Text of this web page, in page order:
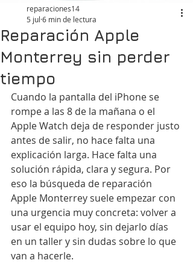
Reparación Apple
Monterrey sin perder
tiempo
reparaciones14
5 jul 6 min de lectura
Cuando la pantalla del iPhone se
rompe a las 8 de la mañana o el
Apple Watch deja de responder justo
antes de salir, no hace falta una
explicación larga. Hace falta una
solución rápida, clara y segura. Por
eso la búsqueda de reparación
Apple Monterrey suele empezar con
una urgencia muy concreta: volver a
usar el equipo hoy, sin dejarlo días
en un taller y sin dudas sobre lo que
van a hacerle.